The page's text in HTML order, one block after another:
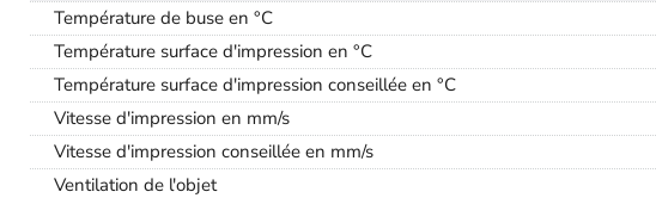
Température de buse en °C
Température surface d'impression en °C
Température surface d'impression conseillée en °C
Vitesse d'impression en mm/s
Vitesse d'impression conseillée en mm/s
Ventilation de l'objet